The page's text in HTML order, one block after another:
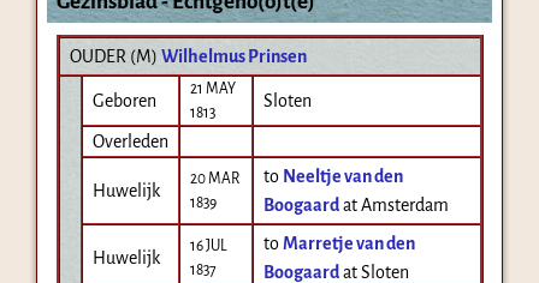
OUDER (M) Wilhelmus Prinsen
Geboren
21 MAY
1813
Sloten
Overleden
Huwelijk
20 MAR
1839
to Neeltje van den
Boogaard at Amsterdam
Huwelijk
16 JUL
1837
toMarretje van den
Boogaard at Sloten